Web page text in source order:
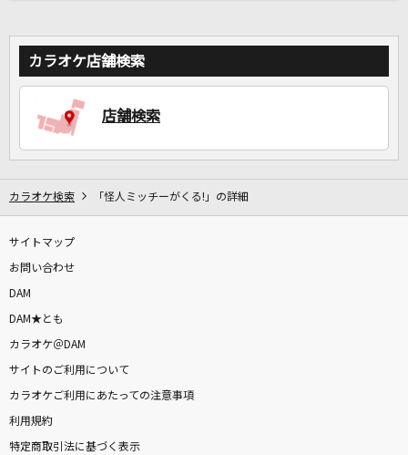
カラオケ店舗検索
店舗検索
カラオケ検索 「怪人ミッチーがくる!」の詳細
サイトマップ
お問い合わせ
DAM
DAM★とも
カラオケ＠DAM
サイトのご利用について
カラオケご利用にあたっての注意事項
利用規約
特定商取引法に基づく表示